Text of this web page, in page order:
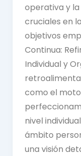
operativa y
cruciales en
objetivos
Continua:
Individual y
como el
nivel
ámbito
una visión